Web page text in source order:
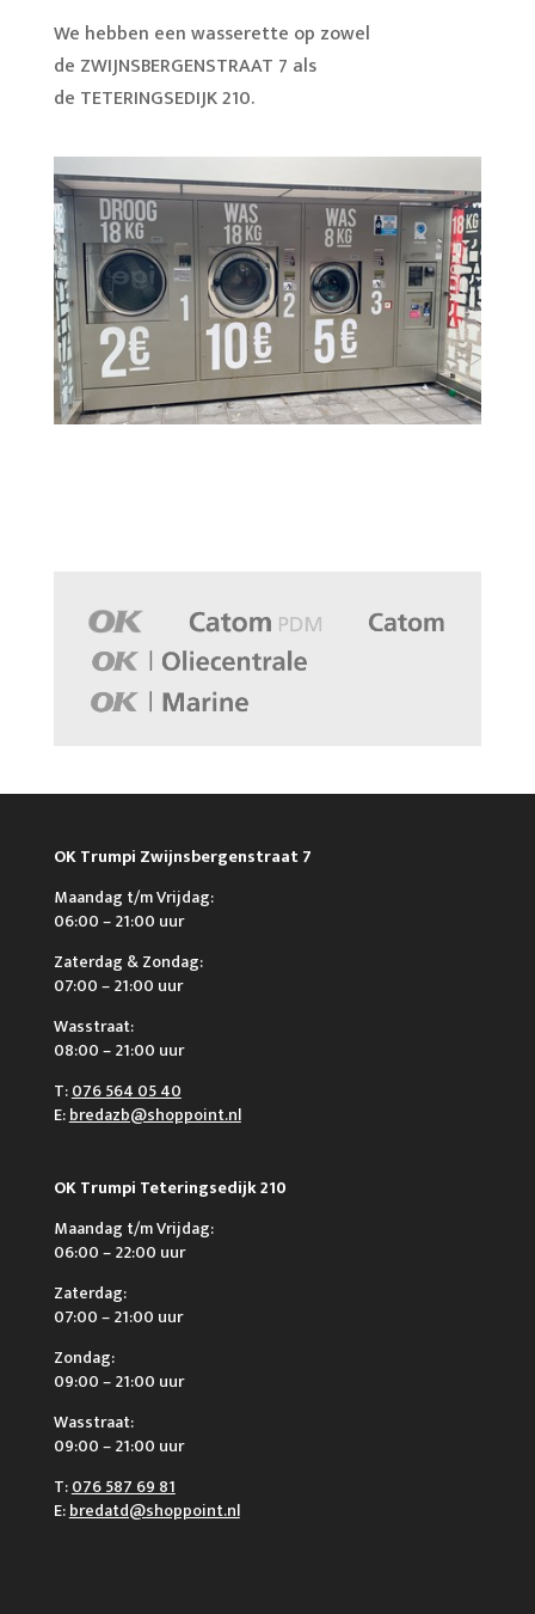
We hebben een wasserette op zowel
de ZWIJNSBERGENSTRAAT 7 als
de TETERINGSEDIJK 210.
OK Trumpi Zwijnsbergenstraat 7
Maandag t/m Vrijdag:
06:00 – 21:00 uur
Zaterdag & Zondag:
07:00 – 21:00 uur
Wasstraat:
08:00 – 21:00 uur
T:076 564 05 40
E:bredazb@shoppoint.nl
OK Trumpi Teteringsedijk 210
Maandag t/m Vrijdag:
06:00 – 22:00 uur
Zaterdag:
07:00 – 21:00 uur
Zondag:
09:00 – 21:00 uur
Wasstraat:
09:00 – 21:00 uur
T:076 587 69 81
E:bredatd@shoppoint.nl